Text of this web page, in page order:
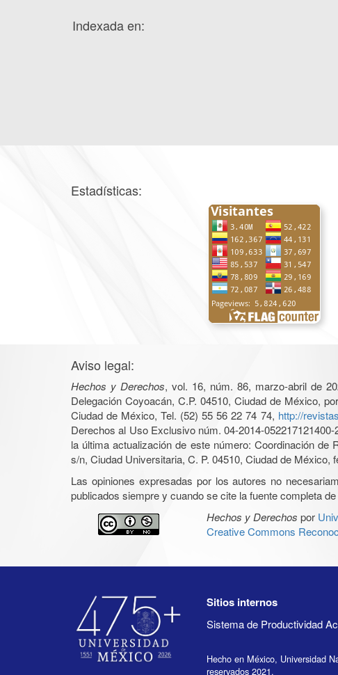
Indexada en:
Estadísticas:
Aviso legal:
Hechos y Derechos, vol. 16, núm. 86, marzo-abril de
Delegación Coyoacán, C.P. 04510, Ciudad de México,
Ciudad de México, Tel. (52) 55 56 22 74 74, http://
Derechos al Uso Exclusivo núm. 04-2014-
la última actualización de este número: Coordinación
s/n, Ciudad Universitaria, C. P. 04510, Ciudad de
Las opiniones expresadas por los autores no
publicados siempre y cuando se cite la fuente completa
Hechos y Derechos por
Creative Commons
Sitios internos
Sistema de Productividad
Hecho en México, Universidad
reservados 2021.